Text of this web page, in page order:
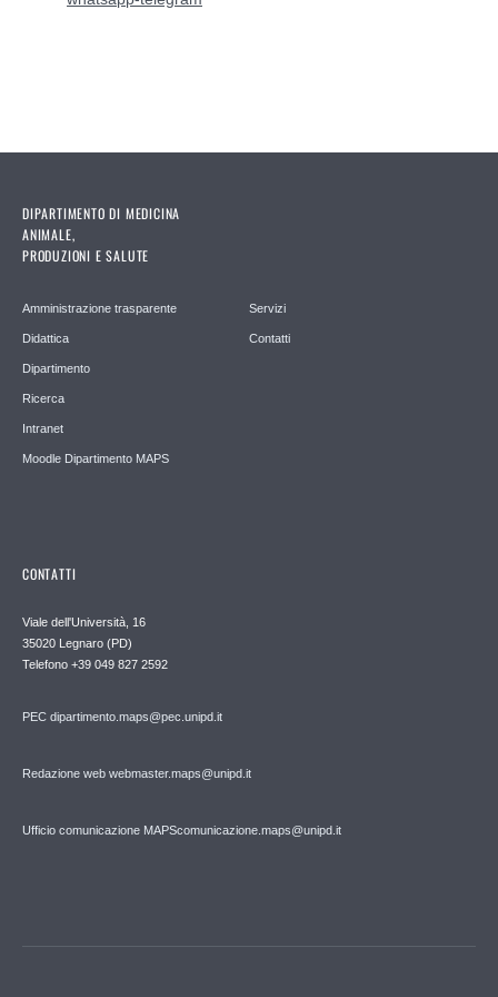
DIPARTIMENTO DI MEDICINA
ANIMALE,
PRODUZIONI E SALUTE
Amministrazione trasparente
Didattica
Dipartimento
Ricerca
Intranet
Moodle Dipartimento MAPS
Servizi
Contatti
CONTATTI
Viale dell'Università, 16
35020 Legnaro (PD)
Telefono +39 049 827 2592
PEC dipartimento.maps@pec.unipd.it
Redazione web webmaster.maps@unipd.it
Ufficio comunicazione MAPScomunicazione.maps@unipd.it